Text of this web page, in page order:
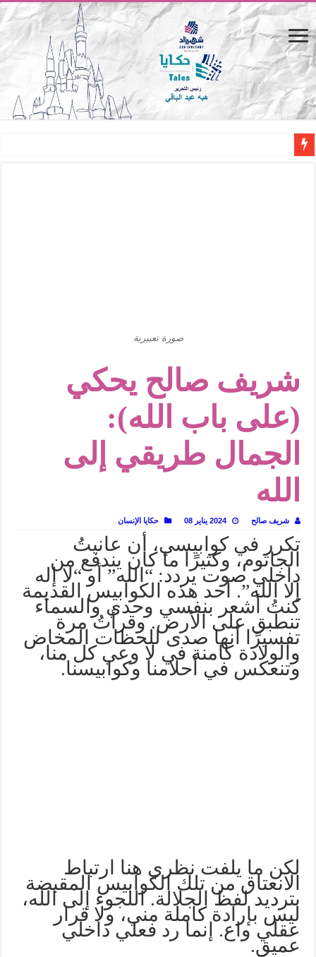
من «أرشيف ريبليكا» إلى «ساحر أوز».. رحلة بسمة ناجي مع الترجمة (الجزء الأول)
من مطابخ الأسواق لـ«الدليفري».. كيف طهت المدن قديماً طعامها؟
“الرحالة العرب واكتشاف أوروبا”.. قراءة جديدة لبدايات “الاستغراب”
عوالم منصورة عز الدين.. حين يصبح الزمن بطل الرواية
الطعام في الحضارة الإسلامية.. تاريخ يُقرأ بالنكهات
صورة تعبيرية
شريف صالح يحكي
(على باب الله):
الجمال طريقي إلى
الله
شريف صالح 2024 يناير 08 حكايا الإنسان
تكرر في كوابيسي، أن عانيتُ
الجاثوم، وكثيرًا ما كان يندفع من
داخلي صوت يردد: “الله” أو “لا إله
إلا الله”. أحد هذه الكوابيس القديمة
كنتُ أشعر بنفسي وحدي والسماء
تنطبق على الأرض. وقرأتُ مرة
تفسيرًا أنها صدى للحظات المخاض
والولادة كامنة في لا وعي كل منا،
وتنعكس في أحلامنا وكوابيسنا.
لكن ما يلفت نظري هنا ارتباط
الانعتاق من تلك الكوابيس المقبضة
بترديد لفظ الجلالة. اللجوء إلى الله،
ليس بإرادة كاملة مني، ولا قرار
عقلي واع. إنما رد فعلي داخلي
عميق.